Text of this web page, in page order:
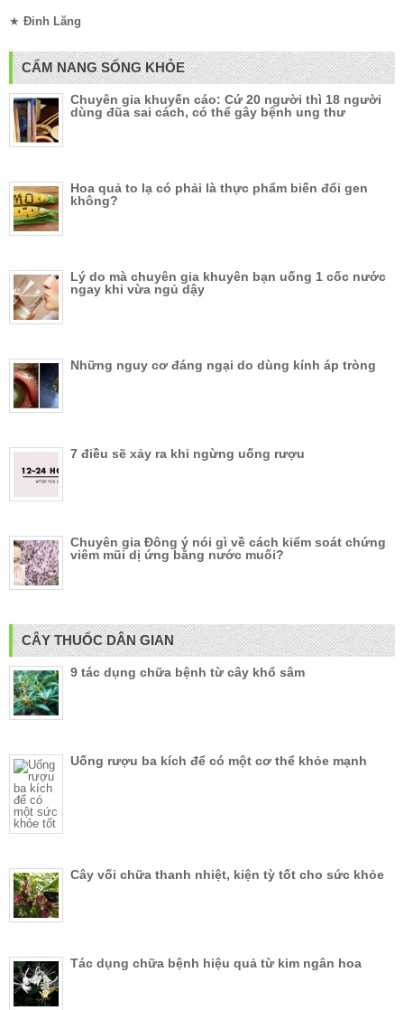
★ Đinh Lăng
CẨM NANG SỐNG KHỎE
Chuyên gia khuyến cáo: Cứ 20 người thì 18 người
dùng đũa sai cách, có thể gây bệnh ung thư
Hoa quả to lạ có phải là thực phẩm biến đổi gen
không?
Lý do mà chuyên gia khuyên bạn uống 1 cốc nước
ngay khi vừa ngủ dậy
Những nguy cơ đáng ngại do dùng kính áp tròng
7 điều sẽ xảy ra khi ngừng uống rượu
Chuyên gia Đông ý nói gì về cách kiểm soát chứng
viêm mũi dị ứng bằng nước muối?
CÂY THUỐC DÂN GIAN
9 tác dụng chữa bệnh từ cây khổ sâm
Uống rượu ba kích để có một cơ thể khỏe mạnh
Cây vối chữa thanh nhiệt, kiện tỳ tốt cho sức khỏe
Tác dụng chữa bệnh hiệu quả từ kim ngân hoa